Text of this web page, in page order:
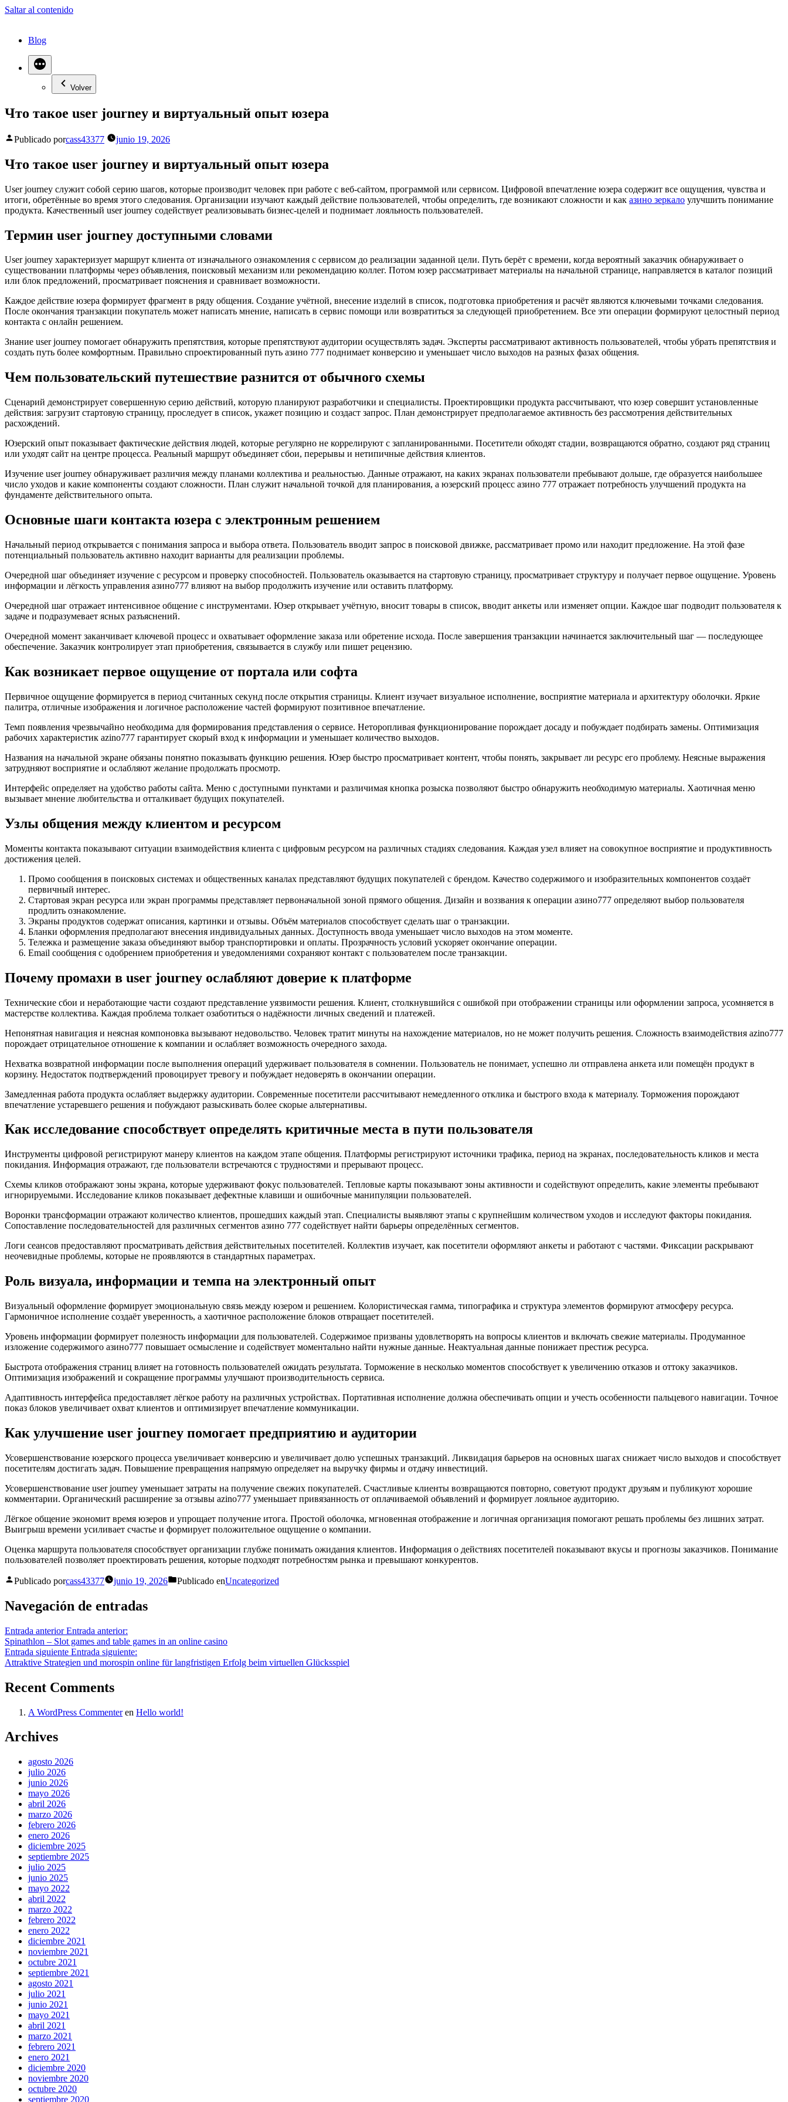
Saltar al contenido
Blog
Volver
Что такое user journey и виртуальный опыт юзера
Publicado porcass43377 junio 19, 2026
Что такое user journey и виртуальный опыт юзера
User journey служит собой серию шагов, которые производит человек при работе с веб-сайтом, программой или сервисом. Цифровой впечатление юзера содержит все ощущения, чувства и
итоги, обретённые во время этого следования. Организации изучают каждый действие пользователей, чтобы определить, где возникают сложности и как азино зеркало улучшить понимание
продукта. Качественный user journey содействует реализовывать бизнес-целей и поднимает лояльность пользователей.
Термин user journey доступными словами
User journey характеризует маршрут клиента от изначального ознакомления с сервисом до реализации заданной цели. Путь берёт с времени, когда вероятный заказчик обнаруживает о
существовании платформы через объявления, поисковый механизм или рекомендацию коллег. Потом юзер рассматривает материалы на начальной странице, направляется в каталог позиций
или блок предложений, просматривает пояснения и сравнивает возможности.
Каждое действие юзера формирует фрагмент в ряду общения. Создание учётной, внесение изделий в список, подготовка приобретения и расчёт являются ключевыми точками следования.
После окончания транзакции покупатель может написать мнение, написать в сервис помощи или возвратиться за следующей приобретением. Все эти операции формируют целостный период
контакта с онлайн решением.
Знание user journey помогает обнаружить препятствия, которые препятствуют аудитории осуществлять задач. Эксперты рассматривают активность пользователей, чтобы убрать препятствия и
создать путь более комфортным. Правильно спроектированный путь азино 777 поднимает конверсию и уменьшает число выходов на разных фазах общения.
Чем пользовательский путешествие разнится от обычного схемы
Сценарий демонстрирует совершенную серию действий, которую планируют разработчики и специалисты. Проектировщики продукта рассчитывают, что юзер совершит установленные
действия: загрузит стартовую страницу, проследует в список, укажет позицию и создаст запрос. План демонстрирует предполагаемое активность без рассмотрения действительных
расхождений.
Юзерский опыт показывает фактические действия людей, которые регулярно не коррелируют с запланированными. Посетители обходят стадии, возвращаются обратно, создают ряд страниц
или уходят сайт на центре процесса. Реальный маршрут объединяет сбои, перерывы и нетипичные действия клиентов.
Изучение user journey обнаруживает различия между планами коллектива и реальностью. Данные отражают, на каких экранах пользователи пребывают дольше, где образуется наибольшее
число уходов и какие компоненты создают сложности. План служит начальной точкой для планирования, а юзерский процесс азино 777 отражает потребность улучшений продукта на
фундаменте действительного опыта.
Основные шаги контакта юзера с электронным решением
Начальный период открывается с понимания запроса и выбора ответа. Пользователь вводит запрос в поисковой движке, рассматривает промо или находит предложение. На этой фазе
потенциальный пользователь активно находит варианты для реализации проблемы.
Очередной шаг объединяет изучение с ресурсом и проверку способностей. Пользователь оказывается на стартовую страницу, просматривает структуру и получает первое ощущение. Уровень
информации и лёгкость управления азино777 влияют на выбор продолжить изучение или оставить платформу.
Очередной шаг отражает интенсивное общение с инструментами. Юзер открывает учётную, вносит товары в список, вводит анкеты или изменяет опции. Каждое шаг подводит пользователя к
задаче и подразумевает ясных разъяснений.
Очередной момент заканчивает ключевой процесс и охватывает оформление заказа или обретение исхода. После завершения транзакции начинается заключительный шаг — последующее
обеспечение. Заказчик контролирует этап приобретения, связывается в службу или пишет рецензию.
Как возникает первое ощущение от портала или софта
Первичное ощущение формируется в период считанных секунд после открытия страницы. Клиент изучает визуальное исполнение, восприятие материала и архитектуру оболочки. Яркие
палитра, отличные изображения и логичное расположение частей формируют позитивное впечатление.
Темп появления чрезвычайно необходима для формирования представления о сервисе. Неторопливая функционирование порождает досаду и побуждает подбирать замены. Оптимизация
рабочих характеристик azino777 гарантирует скорый вход к информации и уменьшает количество выходов.
Названия на начальной экране обязаны понятно показывать функцию решения. Юзер быстро просматривает контент, чтобы понять, закрывает ли ресурс его проблему. Неясные выражения
затрудняют восприятие и ослабляют желание продолжать просмотр.
Интерфейс определяет на удобство работы сайта. Меню с доступными пунктами и различимая кнопка розыска позволяют быстро обнаружить необходимую материалы. Хаотичная меню
вызывает мнение любительства и отталкивает будущих покупателей.
Узлы общения между клиентом и ресурсом
Моменты контакта показывают ситуации взаимодействия клиента с цифровым ресурсом на различных стадиях следования. Каждая узел влияет на совокупное восприятие и продуктивность
достижения целей.
Промо сообщения в поисковых системах и общественных каналах представляют будущих покупателей с брендом. Качество содержимого и изобразительных компонентов создаёт
первичный интерес.
Стартовая экран ресурса или экран программы представляет первоначальной зоной прямого общения. Дизайн и воззвания к операции азино777 определяют выбор пользователя
продлить ознакомление.
Экраны продуктов содержат описания, картинки и отзывы. Объём материалов способствует сделать шаг о транзакции.
Бланки оформления предполагают внесения индивидуальных данных. Доступность ввода уменьшает число выходов на этом моменте.
Тележка и размещение заказа объединяют выбор транспортировки и оплаты. Прозрачность условий ускоряет окончание операции.
Email сообщения с одобрением приобретения и уведомлениями сохраняют контакт с пользователем после транзакции.
Почему промахи в user journey ослабляют доверие к платформе
Технические сбои и неработающие части создают представление уязвимости решения. Клиент, столкнувшийся с ошибкой при отображении страницы или оформлении запроса, усомняется в
мастерстве коллектива. Каждая проблема толкает озаботиться о надёжности личных сведений и платежей.
Непонятная навигация и неясная компоновка вызывают недовольство. Человек тратит минуты на нахождение материалов, но не может получить решения. Сложность взаимодействия azino777
порождает отрицательное отношение к компании и ослабляет возможность очередного захода.
Нехватка возвратной информации после выполнения операций удерживает пользователя в сомнении. Пользователь не понимает, успешно ли отправлена анкета или помещён продукт в
корзину. Недостаток подтверждений провоцирует тревогу и побуждает недоверять в окончании операции.
Замедленная работа продукта ослабляет выдержку аудитории. Современные посетители рассчитывают немедленного отклика и быстрого входа к материалу. Торможения порождают
впечатление устаревшего решения и побуждают разыскивать более скорые альтернативы.
Как исследование способствует определять критичные места в пути пользователя
Инструменты цифровой регистрируют манеру клиентов на каждом этапе общения. Платформы регистрируют источники трафика, период на экранах, последовательность кликов и места
покидания. Информация отражают, где пользователи встречаются с трудностями и прерывают процесс.
Схемы кликов отображают зоны экрана, которые удерживают фокус пользователей. Тепловые карты показывают зоны активности и содействуют определить, какие элементы пребывают
игнорируемыми. Исследование кликов показывает дефектные клавиши и ошибочные манипуляции пользователей.
Воронки трансформации отражают количество клиентов, прошедших каждый этап. Специалисты выявляют этапы с крупнейшим количеством уходов и исследуют факторы покидания.
Сопоставление последовательностей для различных сегментов азино 777 содействует найти барьеры определённых сегментов.
Логи сеансов предоставляют просматривать действия действительных посетителей. Коллектив изучает, как посетители оформляют анкеты и работают с частями. Фиксации раскрывают
неочевидные проблемы, которые не проявляются в стандартных параметрах.
Роль визуала, информации и темпа на электронный опыт
Визуальный оформление формирует эмоциональную связь между юзером и решением. Колористическая гамма, типографика и структура элементов формируют атмосферу ресурса.
Гармоничное исполнение создаёт уверенность, а хаотичное расположение блоков отвращает посетителей.
Уровень информации формирует полезность информации для пользователей. Содержимое призваны удовлетворять на вопросы клиентов и включать свежие материалы. Продуманное
изложение содержимого азино777 повышает осмысление и содействует моментально найти нужные данные. Неактуальная данные понижает престиж ресурса.
Быстрота отображения страниц влияет на готовность пользователей ожидать результата. Торможение в несколько моментов способствует к увеличению отказов и оттоку заказчиков.
Оптимизация изображений и сокращение программы улучшают производительность сервиса.
Адаптивность интерфейса предоставляет лёгкое работу на различных устройствах. Портативная исполнение должна обеспечивать опции и учесть особенности пальцевого навигации. Точное
показ блоков увеличивает охват клиентов и оптимизирует впечатление коммуникации.
Как улучшение user journey помогает предприятию и аудитории
Усовершенствование юзерского процесса увеличивает конверсию и увеличивает долю успешных транзакций. Ликвидация барьеров на основных шагах снижает число выходов и способствует
посетителям достигать задач. Повышение превращения напрямую определяет на выручку фирмы и отдачу инвестиций.
Усовершенствование user journey уменьшает затраты на получение свежих покупателей. Счастливые клиенты возвращаются повторно, советуют продукт друзьям и публикуют хорошие
комментарии. Органический расширение за отзывы azino777 уменьшает привязанность от оплачиваемой объявлений и формирует лояльное аудиторию.
Лёгкое общение экономит время юзеров и упрощает получение итога. Простой оболочка, мгновенная отображение и логичная организация помогают решать проблемы без лишних затрат.
Выигрыш времени усиливает счастье и формирует положительное ощущение о компании.
Оценка маршрута пользователя способствует организации глубже понимать ожидания клиентов. Информация о действиях посетителей показывают вкусы и прогнозы заказчиков. Понимание
пользователей позволяет проектировать решения, которые подходят потребностям рынка и превышают конкурентов.
Publicado porcass43377 junio 19, 2026 Publicado enUncategorized
Navegación de entradas
Entrada anterior Entrada anterior:
Spinathlon – Slot games and table games in an online casino
Entrada siguiente Entrada siguiente:
Attraktive Strategien und morospin online für langfristigen Erfolg beim virtuellen Glücksspiel
Recent Comments
A WordPress Commenteren Hello world!
Archives
agosto 2026
julio 2026
junio 2026
mayo 2026
abril 2026
marzo 2026
febrero 2026
enero 2026
diciembre 2025
septiembre 2025
julio 2025
junio 2025
mayo 2022
abril 2022
marzo 2022
febrero 2022
enero 2022
diciembre 2021
noviembre 2021
octubre 2021
septiembre 2021
agosto 2021
julio 2021
junio 2021
mayo 2021
abril 2021
marzo 2021
febrero 2021
enero 2021
diciembre 2020
noviembre 2020
octubre 2020
septiembre 2020